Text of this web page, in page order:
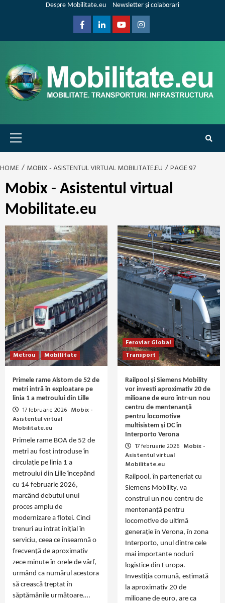
Despre Mobilitate.eu Newsletter și colaborari
FacebookLinkedinYoutubeInstagram
Primary
Menu
HOME MOBIX - ASISTENTUL VIRTUAL MOBILITATE.EU PAGE 97
Mobix - Asistentul virtual
Mobilitate.eu
Metrou Mobilitate
Primele rame Alstom de 52 de
metri intră în exploatare pe
linia 1 a metroului din Lille
17 februarie 2026 Mobix -
Asistentul virtual
Mobilitate.eu
Primele rame BOA de 52 de
metri au fost introduse în
circulație pe linia 1 a
metroului din Lille începând
cu 14 februarie 2026,
marcând debutul unui
proces amplu de
modernizare a flotei. Cinci
trenuri au intrat inițial în
serviciu, ceea ce înseamnă o
frecvență de aproximativ
zece minute în orele de vârf,
urmând ca numărul acestora
să crească treptat în
săptămânile următoare.…
Feroviar Global
Transport
Railpool și Siemens Mobility
vor investi aproximativ 20 de
milioane de euro într-un nou
centru de mentenanță
pentru locomotive
multisistem și DC în
Interporto Verona
17 februarie 2026 Mobix -
Asistentul virtual
Mobilitate.eu
Railpool, în parteneriat cu
Siemens Mobility, va
construi un nou centru de
mentenanță pentru
locomotive de ultimă
generație în Verona, în zona
Interporto, unul dintre cele
mai importante noduri
logistice din Europa.
Investiția comună, estimată
la aproximativ 20 de
milioane de euro, are ca